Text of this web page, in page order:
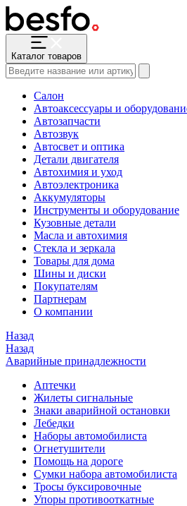
Каталог товаров
Салон
Автоаксессуары и
Автозапчасти
Автозвук
Автосвет и оптика
Детали двигателя
Автохимия и уход
Автоэлектроника
Аккумуляторы
Инструменты и оборудование
Кузовные детали
Масла и автохимия
Стекла и зеркала
Товары для дома
Шины и диски
Покупателям
Партнерам
О компании
Назад
Назад
Аварийные принадлежности
Аптечки
Жилеты сигнальные
Знаки аварийной остановки
Лебедки
Наборы автомобилиста
Огнетушители
Помощь на дороге
Сумки набора автомобилиста
Тросы буксировочные
Упоры противооткатные